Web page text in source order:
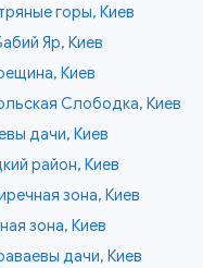
горы, Киев
Яр, Киев
Киев
Слободка, Киев
дачи, Киев
район, Киев
зона, Киев
зона, Киев
дачи, Киев